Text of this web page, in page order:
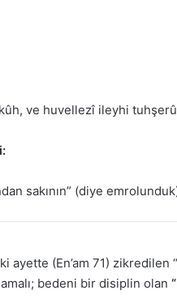
ve huvellezî ileyhi
sakının” (diye
ayette (En’am 71)
bedeni bir disiplin olan